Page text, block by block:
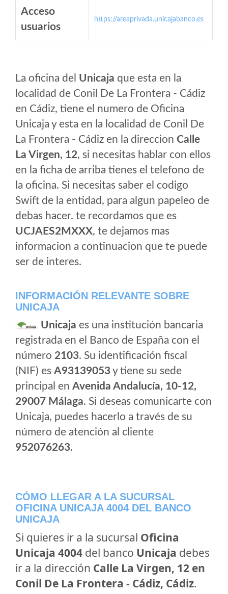
Acceso
usuarios
https://areaprivada.unicajabanco.es
La oficina del Unicaja que esta en la
localidad de Conil De La Frontera - Cádiz
en Cádiz, tiene el numero de Oficina
Unicaja y esta en la localidad de Conil De
La Frontera - Cádiz en la direccion Calle
La Virgen, 12, si necesitas hablar con ellos
en la ficha de arriba tienes el telefono de
la oficina. Si necesitas saber el codigo
Swift de la entidad, para algun papeleo de
debas hacer. te recordamos que es
UCJAES2MXXX, te dejamos mas
informacion a continuacion que te puede
ser de interes.
INFORMACIÓN RELEVANTE SOBRE
UNICAJA
Unicaja es una institución bancaria
registrada en el Banco de España con el
número 2103. Su identificación fiscal
(NIF) es A93139053y tiene su sede
principal en Avenida Andalucía, 10-12,
29007 Málaga. Si deseas comunicarte con
Unicaja, puedes hacerlo a través de su
número de atención al cliente
952076263.
CÓMO LLEGAR A LA SUCURSAL
OFICINA UNICAJA 4004 DEL BANCO
UNICAJA
Si quieres ir a la sucursal Oficina
Unicaja 4004 del banco Unicaja debes
ir a la dirección Calle La Virgen, 12 en
Conil De La Frontera - Cádiz, Cádiz.